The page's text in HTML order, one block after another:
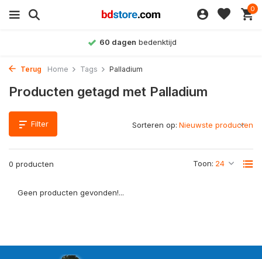
0
60 dagen bedenktijd
Terug Home Tags Palladium
Producten getagd met Palladium
Filter
0 producten Toon:
Sorteren op:
Geen producten gevonden!...